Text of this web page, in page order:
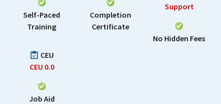
Self-Paced
Training
Completion
Certificate
Support
No Hidden Fees
CEU
CEU 0.0
Job Aid